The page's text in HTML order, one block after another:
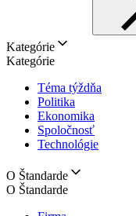
Kategórie
Kategórie
Téma týždňa
Politika
Ekonomika
Spoločnosť
Technológie
O Štandarde
O Štandarde